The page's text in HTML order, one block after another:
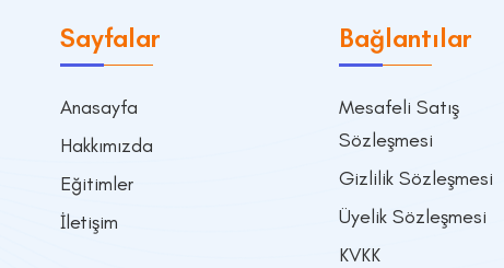
Sayfalar
Anasayfa
Hakkımızda
Eğitimler
İletişim
Bağlantılar
Mesafeli Satış
Sözleşmesi
Gizlilik Sözleşmesi
Üyelik Sözleşmesi
KVKK